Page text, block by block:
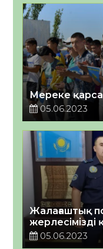
Мереке
05.06.2023
Жалағаштық
жерлесімізді
05.06.2023